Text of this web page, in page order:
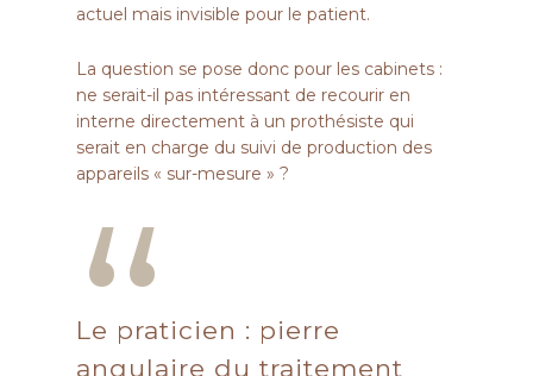
actuel mais invisible pour le patient.
La question se pose donc pour les cabinets :
ne serait-il pas intéressant de recourir en
interne directement à un prothésiste qui
serait en charge du suivi de production des
appareils « sur-mesure » ?
“
Le praticien : pierre
angulaire du traitement